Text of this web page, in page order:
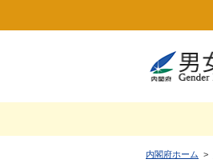
内閣府ホーム >